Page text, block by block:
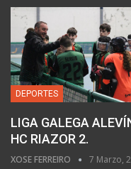
DEPORTES
LIGA GALEGA
HC RIAZOR 2.
XOSE FERREIRO 7 Marzo,